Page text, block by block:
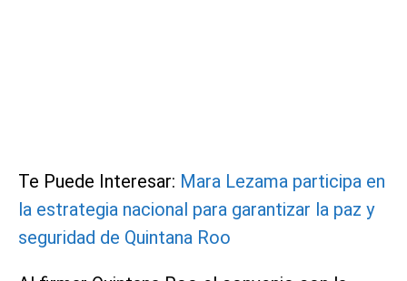
Te Puede Interesar: Mara Lezama participa en
la estrategia nacional para garantizar la paz y
seguridad de Quintana Roo